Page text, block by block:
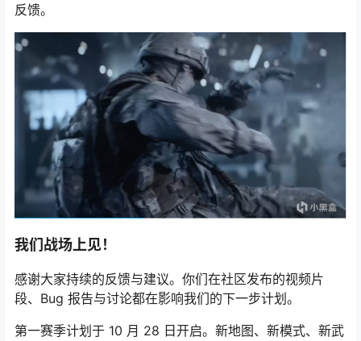
反馈。
我们战场上见！
感谢大家持续的反馈与建议。你们在社区发布的视频片
段、Bug 报告与讨论都在影响我们的下一步计划。
第一赛季计划于 10 月 28 日开启。新地图、新模式、新武